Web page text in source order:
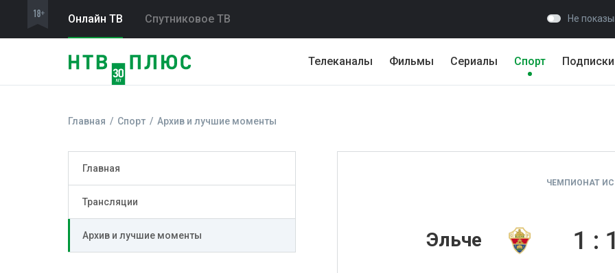
Онлайн ТВ Спутниковое ТВ Не
Телеканалы Фильмы Сериалы Спорт Подписки
Главная Спорт Архив и лучшие моменты
Главная
Трансляции
Архив и лучшие моменты
ЧЕМПИОНАТ
Эльче 1 :